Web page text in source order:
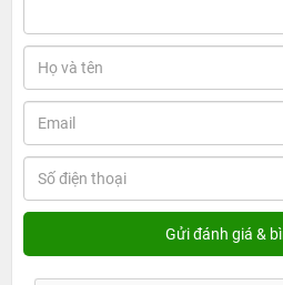
nhu cầu học tập, làm việc hay
luôn là sự lựa chọn tối ưu
Samsung Tab S7 FE thì bạn sẽ
đã với hiệu năng đỉnh cao,
này hãy cùng chúng tôi tìm
Thông số kỹ thuật
Hãng: Samsung